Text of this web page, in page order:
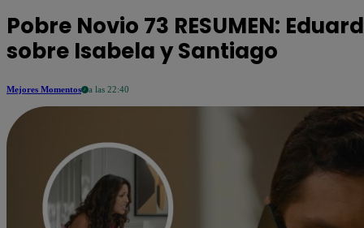
Pobre Novio 73 RESUMEN:
sobre Isabela y Santiago
Mejores Momentos a las 22:40